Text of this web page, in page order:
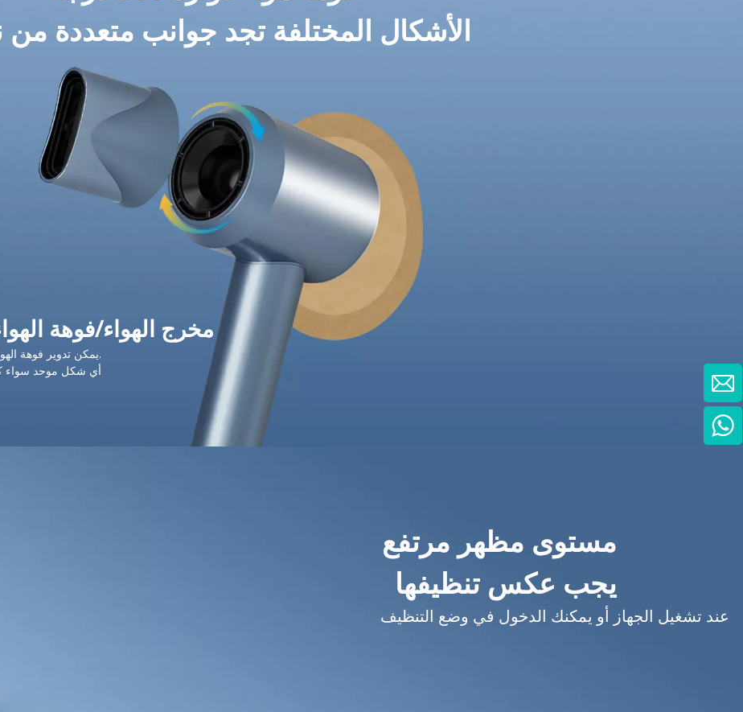
الأشكال المختلفة تجد جوانب متعددة من
مخرج الهواء/فوهة
يمكن تدوير فوهة الهواء بشكل تعسفي وقابل للفصل.
أي شكل موحد سواء
مستوى مظهر مرتفع
يجب عكس تنظيفها
عند تشغيل الجهاز أو يمكنك الدخول في وضع التنظيف